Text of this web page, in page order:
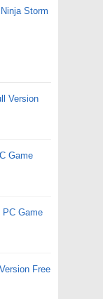
Storm
Version
Game
PC Game
Free